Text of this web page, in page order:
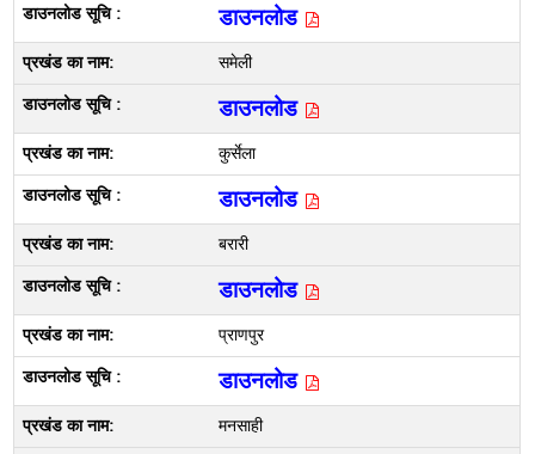
डाउनलोड
समेली
डाउनलोड
कुर्सेला
डाउनलोड
बरारी
डाउनलोड
प्राणपुर
डाउनलोड
मनसाही